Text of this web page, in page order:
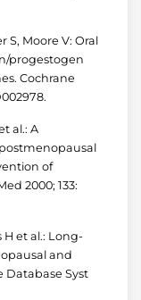
S, Moore V: Oral
progestogen
Cochrane
al.: A
of
2000; 133:
et al.: Long-
and
Database Syst